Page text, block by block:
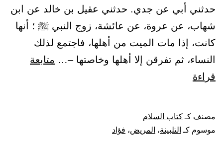
حدثني أبي عن جدي. حدثني عقيل بن خالد عن ابن
شهاب، عن عروة، عن عائشة، زوج النبي ﷺ ؛ أنها
كانت، إذا مات الميت من أهلها، فاجتمع لذلك
النساء، ثم تفرقن إلا أهلها وخاصتها –… متابعة
قراءة
مجمة
لفؤاد
مصنف كـكتاب السلام
موسوم كـ التلبينة، المريض، فؤاد